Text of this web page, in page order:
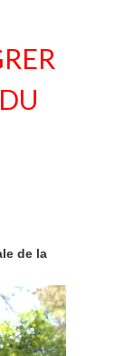
de la